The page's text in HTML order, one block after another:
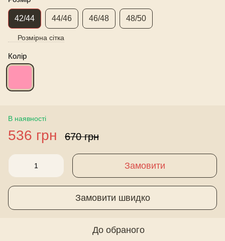
42/44 44/46 46/48 48/50
Розмірна сітка
Колір
В наявності
536 грн 670 грн
Замовити
Замовити швидко
До обраного